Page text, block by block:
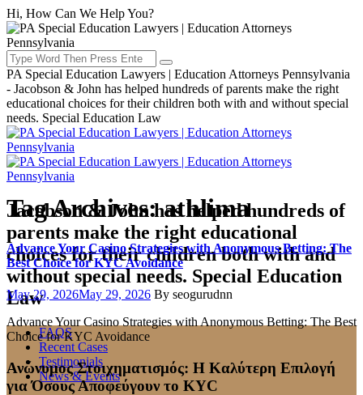
Hi, How Can We Help You?
PA Special Education Lawyers | Education Attorneys Pennsylvania
- Jacobson & John has helped hundreds of parents make the right
educational choices for their children both with and without special
needs. Special Education Law
Jacobson & John has helped hundreds of
parents make the right educational
choices for their children both with and
without special needs. Special Education
Law
FAQS
Recent Cases
Testimonials
News & Events
Tag Archives:athlima
Advance Your Casino Strategies with Anonymous Betting: The
Best Choice for KYC Avoidance
Posted
on
May 29, 2026May 29, 2026 Author
By seogurudnn
Advance Your Casino Strategies with Anonymous Betting: The Best
Choice for KYC Avoidance
Ανώνυμος Στοιχηματισμός: Η Καλύτερη Επιλογή
για Όσους Αποφεύγουν το KYC